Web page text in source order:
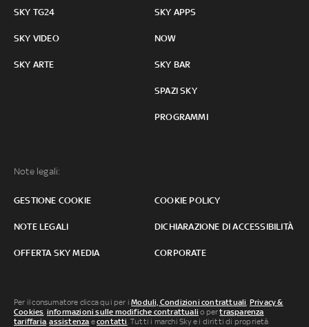
SKY TG24
SKY VIDEO
SKY ARTE
SKY APPS
NOW
SKY BAR
SPAZI SKY
PROGRAMMI
Note legali:
GESTIONE COOKIE COOKIE POLICY
NOTE LEGALI DICHIARAZIONE DI ACCESSIBILITÀ
OFFERTA SKY MEDIA CORPORATE
Per il consumatore clicca qui per iModuli, Condizioni contrattuali, Privacy &
Cookies, informazioni sulle modifiche contrattuali o pertrasparenza
tariffaria,assistenza econtatti. Tutti i marchi Sky e i diritti di proprietà